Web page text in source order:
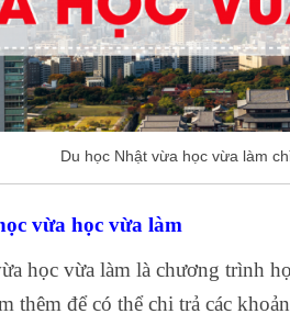
Du học Nhật vừa học vừa làm
vừa học vừa làm
học vừa làm là chương trình
thêm để có thể chi trả các